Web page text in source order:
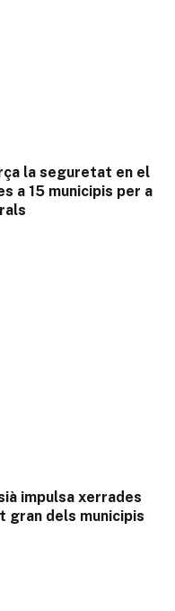
la seguretat en el
a 15 municipis per a
impulsa xerrades
gran dels municipis